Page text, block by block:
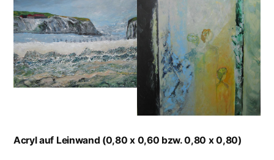
Acryl auf Leinwand (0,80 x 0,60 bzw. 0,80 x 0,80)